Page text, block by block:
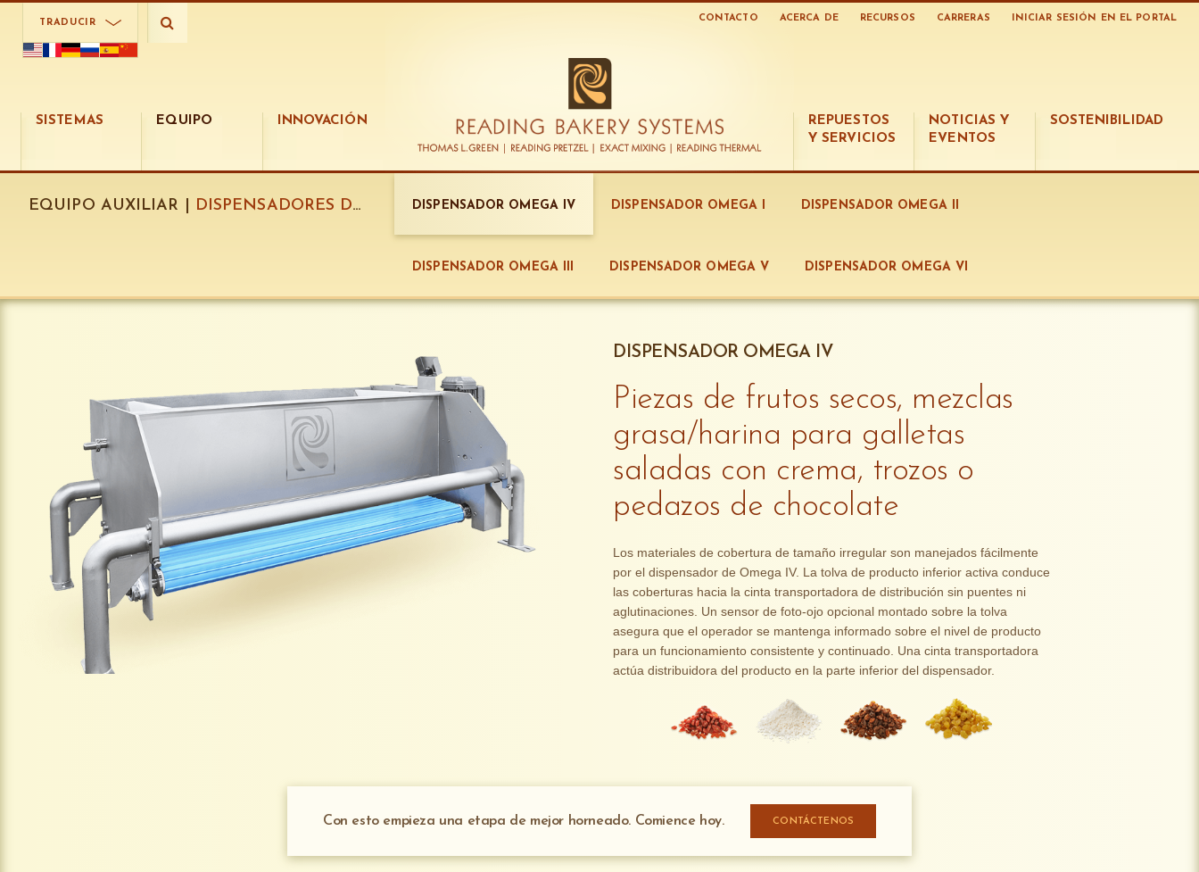
TRADUCIR CONTACTO ACERCA DE RECURSOS CARRERAS INICIAR SESIÓN EN EL PORTAL
SISTEMAS EQUIPO INNOVACIÓN
REPUESTOS
Y SERVICIOS
NOTICIAS Y
EVENTOS
SOSTENIBILIDAD
EQUIPO AUXILIAR | DISPENSADORES DE COBERTURA OMEGA: DISPENSADOR OMEGA I DISPENSADOR OMEGA II
DISPENSADOR OMEGA III
DISPENSADOR OMEGA IV
DISPENSADOR OMEGA V DISPENSADOR OMEGA VI
DISPENSADOR OMEGA IV
Piezas de frutos secos, mezclas
grasa/harina para galletas
saladas con crema, trozos o
pedazos de chocolate
Los materiales de cobertura de tamaño irregular son manejados fácilmente
por el dispensador de Omega IV. La tolva de producto inferior activa conduce
las coberturas hacia la cinta transportadora de distribución sin puentes ni
aglutinaciones. Un sensor de foto-ojo opcional montado sobre la tolva
asegura que el operador se mantenga informado sobre el nivel de producto
para un funcionamiento consistente y continuado. Una cinta transportadora
actúa distribuidora del producto en la parte inferior del dispensador.
Con esto empieza una etapa de mejor horneado. Comience hoy. CONTÁCTENOS